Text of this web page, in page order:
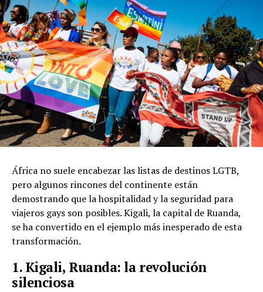
África no suele encabezar las listas de destinos LGTB,
pero algunos rincones del continente están
demostrando que la hospitalidad y la seguridad para
viajeros gays son posibles. Kigali, la capital de Ruanda,
se ha convertido en el ejemplo más inesperado de esta
transformación.
1. Kigali, Ruanda: la revolución
silenciosa